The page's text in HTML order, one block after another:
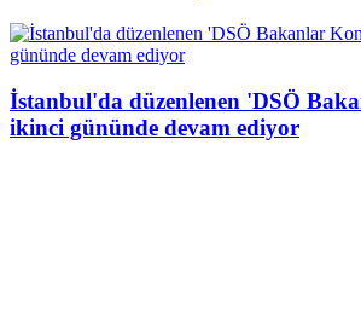
İstanbul'da düzenlenen 'DSÖ
ikinci gününde devam ediyor